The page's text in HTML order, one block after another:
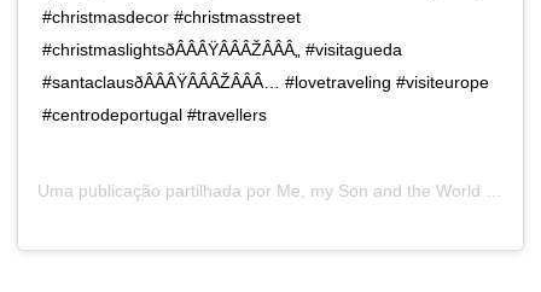
#christmasdecor #christmasstreet
#christmaslightsðÂÂÂŸÂÂÂŽÂÂÂ„ #visitagueda
#santaclausðÂÂÂŸÂÂÂŽÂÂÂ… #lovetraveling #visiteurope
#centrodeportugal #travellers
Uma publicação partilhada por Me, my Son and the World